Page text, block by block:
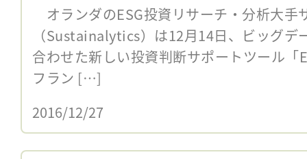
オランダのESG投資リサーチ・分析大手
（Sustainalytics）は12月14日、ビッグデ
合わせた新しい投資判断サポートツール「
フラン […]
2016/12/27